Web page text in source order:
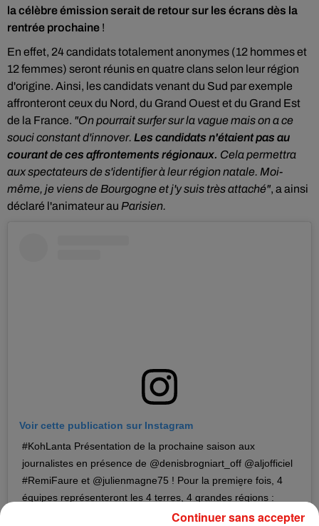
la célèbre émission serait de retour sur les écrans dès la
rentrée prochaine !
En effet, 24 candidats totalement anonymes (12 hommes et
12 femmes) seront réunis en quatre clans selon leur région
d'origine. Ainsi, les candidats venant du Sud par exemple
affronteront ceux du Nord, du Grand Ouest et du Grand Est
de la France. "On pourrait surfer sur la vague mais on a ce
souci constant d'innover. Les candidats n'étaient pas au
courant de ces affrontements régionaux. Cela permettra
aux spectateurs de s'identifier à leur région natale. Moi-
même, je viens de Bourgogne et j'y suis très attaché", a ainsi
déclaré l'animateur au Parisien.
Voir cette publication sur Instagram
#KohLanta Présentation de la prochaine saison aux
journalistes en présence de @denisbrogniart_off @aljofficiel
#RemiFaure et @julienmagne75 ! Pour la premie̬re fois, 4
équipes représenteront les 4 terres, 4 grandes régions :
Nord, Sud, Est et Ouest �x� A̬ découvrir bientoÂt sur
Continuer sans accepter